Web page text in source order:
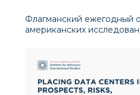
Флагманский ежегодный
американских
события и глубинные
в 2025 году,
внешнеполитический